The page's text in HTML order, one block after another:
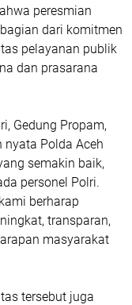
peresmian
dari komitmen
pelayanan publik
dan prasarana
Gedung Propam,
nyata Polda Aceh
semakin baik,
personel Polri.
berharap
transparan,
masyarakat
tersebut juga